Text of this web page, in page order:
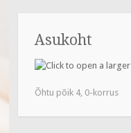
o
o
k
Asukoht
Õhtu põik 4, 0-korrus